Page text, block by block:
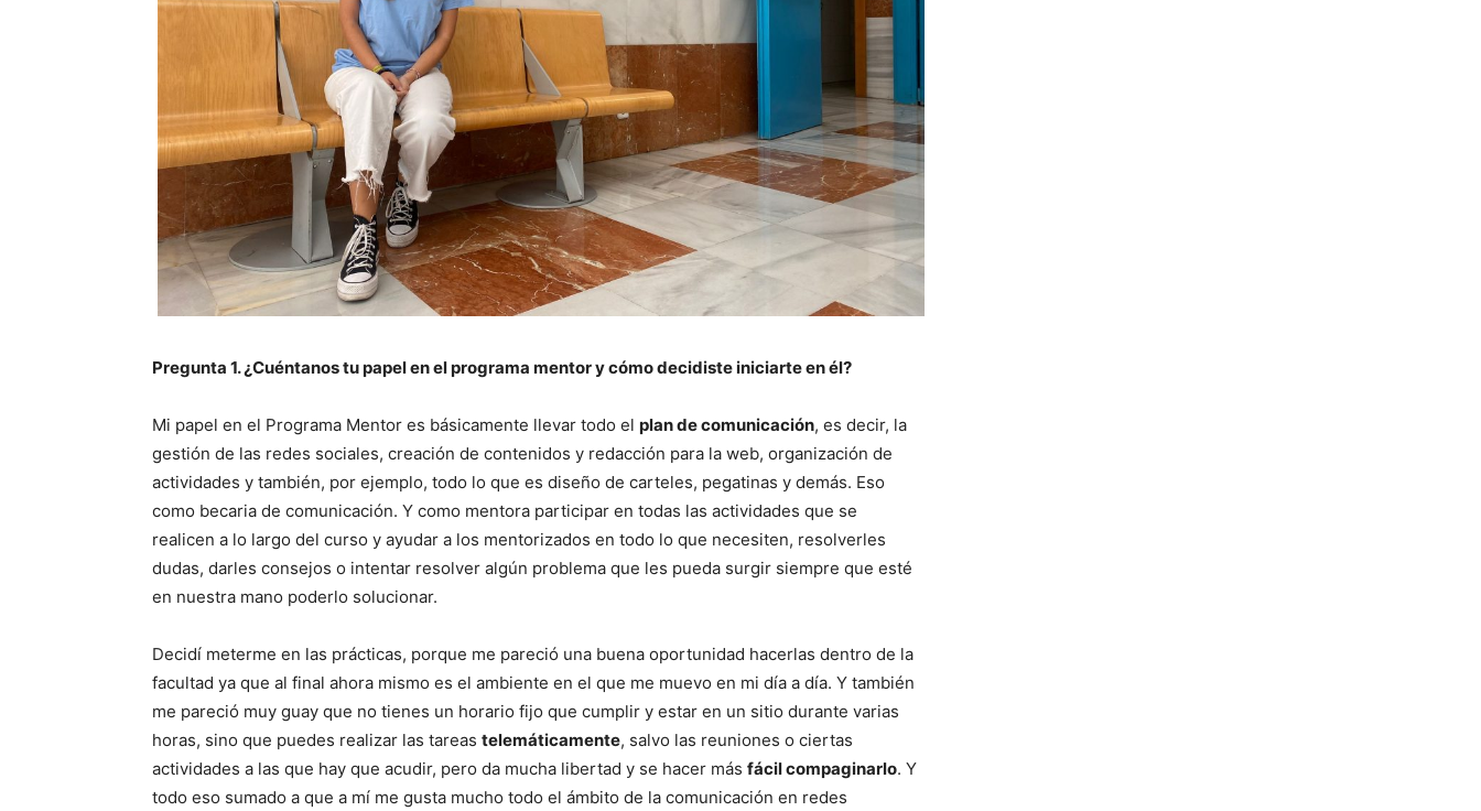
Pregunta 1. ¿Cuéntanos tupapel en el programa mentor y cómo decidiste iniciarte en él?
Mi papel en el Programa Mentor es básicamente llevar todo el plan de comunicación, es decir, la
gestión de las redes sociales, creación de contenidos y redacción para la web, organización de
actividades y también, por ejemplo, todo lo que es diseño de carteles, pegatinas y demás. Eso
como becaria de comunicación. Y como mentora participar en todas las actividades que se
realicen a lo largo del curso y ayudar a los mentorizados en todo lo que necesiten, resolverles
dudas, darles consejos o intentar resolver algún problema que les pueda surgir siempre que esté
en nuestra mano poderlo solucionar.
Decidí meterme en las prácticas, porque me pareció una buena oportunidad hacerlas dentro de la
facultad ya que al final ahora mismo es el ambiente en el que me muevo en mi día a día. Y también
me pareció muy guay que no tienes un horario fijo que cumplir y estar en un sitio durante varias
horas, sino que puedes realizar las tareas telemáticamente, salvo las reuniones o ciertas
actividades a las que hay que acudir, pero da mucha libertad y se hacer más fácil compaginarlo. Y
todo eso sumado a que a mí me gusta mucho todo el ámbito de la comunicación en redes